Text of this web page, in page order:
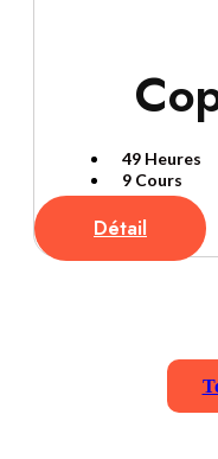
49 Heures
9 Cours
Détail